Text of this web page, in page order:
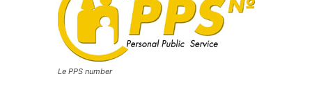
Le PPS number